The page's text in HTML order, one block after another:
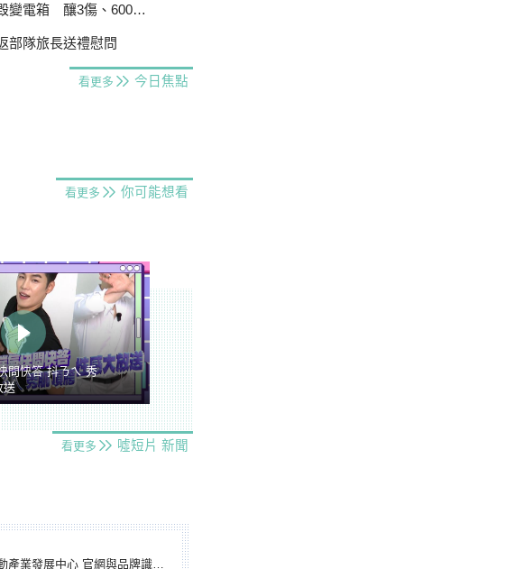
箱 釀3傷、600戶停電
隊旅長送禮慰問
看更多 今日焦點
看更多 你可能想看
問快答 抖ㄋㄟ 秀
送
看更多 噓短片 新聞
業發展中心 官網與品牌識別標誌重磅啟用